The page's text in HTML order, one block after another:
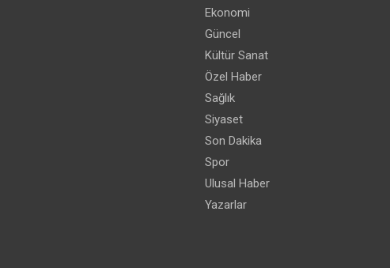
Ekonomi
Güncel
Kültür Sanat
Özel Haber
Sağlık
Siyaset
Son Dakika
Spor
Ulusal Haber
Yazarlar